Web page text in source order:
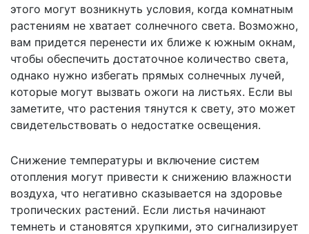
этого могут возникнуть условия, когда комнатным
растениям не хватает солнечного света. Возможно,
вам придется перенести их ближе к южным окнам,
чтобы обеспечить достаточное количество света,
однако нужно избегать прямых солнечных лучей,
которые могут вызвать ожоги на листьях. Если вы
заметите, что растения тянутся к свету, это может
свидетельствовать о недостатке освещения.
Снижение температуры и включение систем
отопления могут привести к снижению влажности
воздуха, что негативно сказывается на здоровье
тропических растений. Если листья начинают
темнеть и становятся хрупкими, это сигнализирует